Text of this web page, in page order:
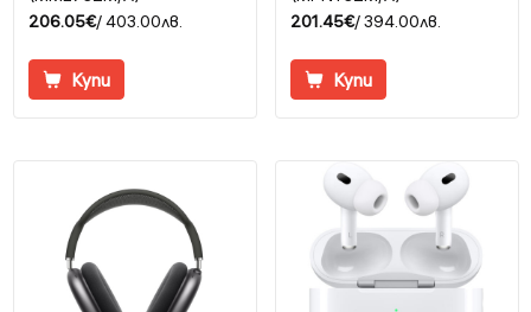
206.05€/ 403.00лв.
Купи
201.45€/ 394.00лв.
Купи